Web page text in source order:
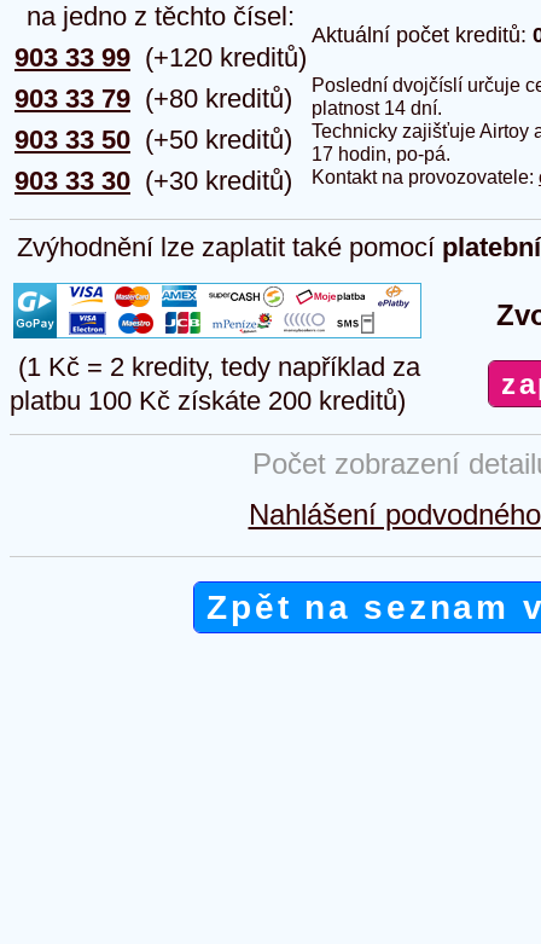
na jedno z těchto čísel:
903 33 99
903 33 79
903 33 50
903 33 30
(+120 kreditů)
(+80 kreditů)
(+50 kreditů)
(+30 kreditů)
Aktuální počet kreditů:
Poslední dvojčíslí určuje
platnost 14 dní.
Technicky zajišťuje Airtoy
17 hodin, po-pá.
Kontakt na provozovatele:
Zvýhodnění lze zaplatit také pomocí
(1 Kč = 2 kredity, tedy například za
platbu 100 Kč získáte 200 kreditů)
Počet zobrazení
Nahlášení
Zpět na seznam